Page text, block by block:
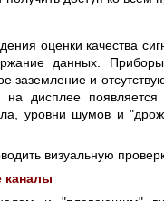
оценки качества
данных.
заземление и
дисплее
уровни шумов и
визуальную
каналы